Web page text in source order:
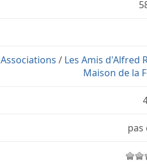
Associations / Les Amis d'Alfred
Maison de la
pas